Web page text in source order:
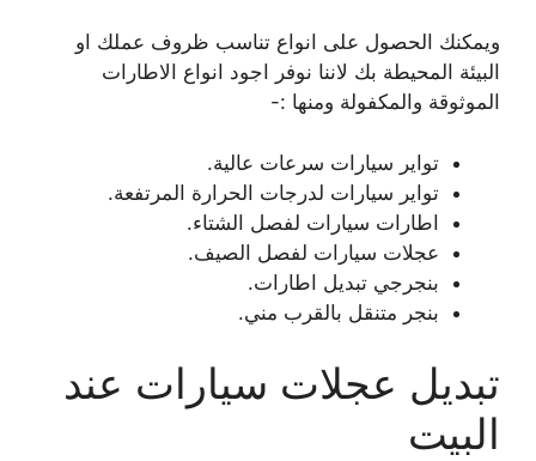
ويمكنك الحصول على انواع تناسب ظروف عملك او
البيئة المحيطة بك لاننا نوفر اجود انواع الاطارات
الموثوقة والمكفولة ومنها :-
تواير سيارات سرعات عالية.
تواير سيارات لدرجات الحرارة المرتفعة.
اطارات سيارات لفصل الشتاء.
عجلات سيارات لفصل الصيف.
بنجرجي تبديل اطارات.
بنجر متنقل بالقرب مني.
تبديل عجلات سيارات عند
البيت